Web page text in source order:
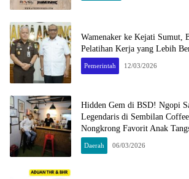
Wamenaker ke Kejati Sumut,
Pelatihan Kerja yang Lebih
Pemerintah 12/03/2026
Hidden Gem di BSD! Ngopi
Legendaris di Sembilan
Nongkrong Favorit Anak
Daerah 06/03/2026